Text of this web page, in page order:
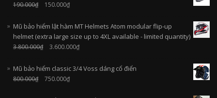
190.000₫ 150.000₫
Mũ bảo hiểm lật hàm MT Helmets Atom modular flip-up
helmet (extra large size up to 4XL available - limited quantity)
3.800.000₫ 3.600.000₫
Mũ bảo hiểm classic 3/4 Voss dáng cổ điển
800.000₫ 750.000₫